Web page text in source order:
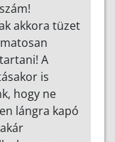
akkora tüzet
A
is
hogy ne
lángra kapó